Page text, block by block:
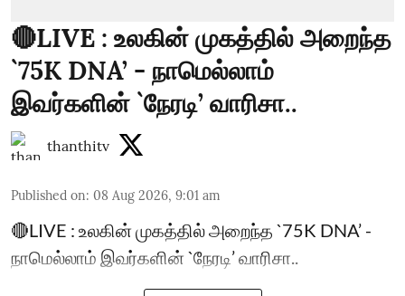
🔴LIVE : உலகின் முகத்தில் அறைந்த
`75K DNA’ - நாமெல்லாம்
இவர்களின் `நேரடி’ வாரிசா..
thanthitv
Published on: 08 Aug 2026, 9:01 am
🔴LIVE : உலகின் முகத்தில் அறைந்த `75K DNA’ -
நாமெல்லாம் இவர்களின் `நேரடி’ வாரிசா..